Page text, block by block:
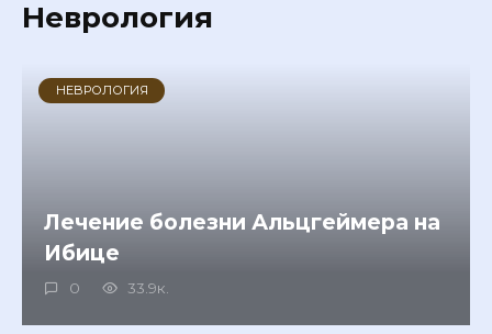
Неврология
НЕВРОЛОГИЯ
Лечение болезни Альцгеймера на
Ибице
0 33.9к.